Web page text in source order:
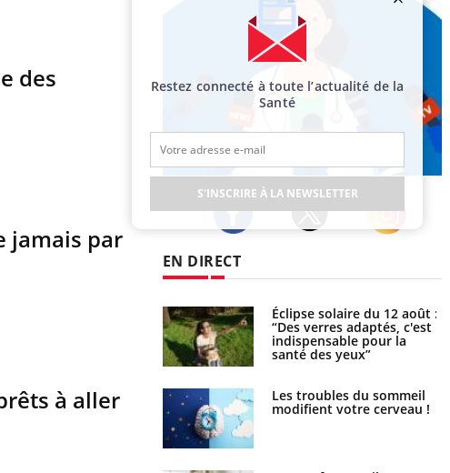
des
jamais par
à aller
EN DIRECT
Éclipse solaire du 12 août :
“Des verres adaptés, c'est
indispensable pour la
santé des yeux”
Les troubles du sommeil
modifient votre cerveau !
Bébés, jeunes enfants :
quelle trousse à pharmacie
pour les vacances ?
Syndrome métabolique :
quels sont les meilleurs
Restez connecté à toute l’actualité de la
Santé
S'INSCRIRE À LA NEWSLETTER